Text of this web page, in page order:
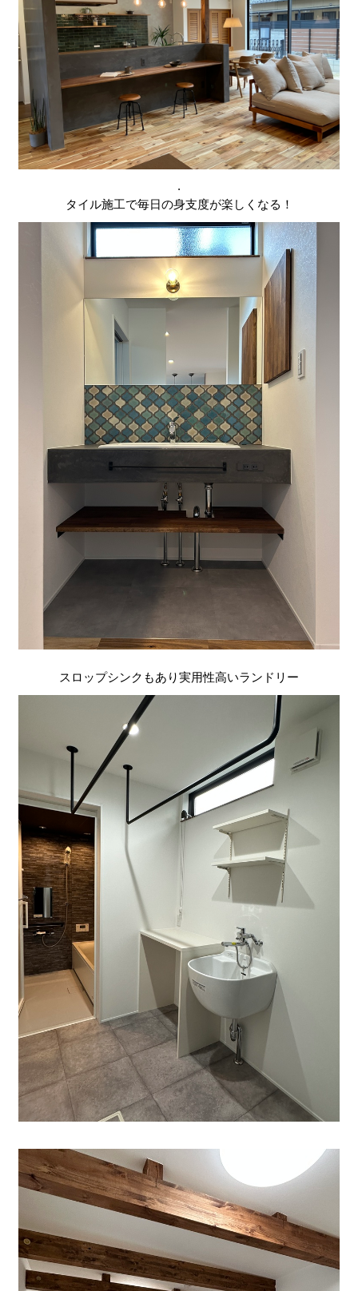
.
タイル施工で毎日の身支度が楽しくなる！
スロップシンクもあり実用性高いランドリー